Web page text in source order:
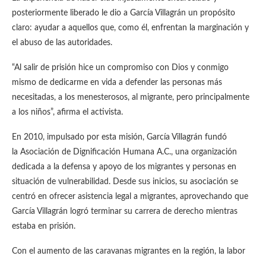
posteriormente liberado le dio a García Villagrán un propósito
claro: ayudar a aquellos que, como él, enfrentan la marginación y
el abuso de las autoridades.
“Al salir de prisión hice un compromiso con Dios y conmigo
mismo de dedicarme en vida a defender las personas más
necesitadas, a los menesterosos, al migrante, pero principalmente
a los niños”, afirma el activista.
En 2010, impulsado por esta misión, García Villagrán fundó
la Asociación de Dignificación Humana A.C., una organización
dedicada a la defensa y apoyo de los migrantes y personas en
situación de vulnerabilidad. Desde sus inicios, su asociación se
centró en ofrecer asistencia legal a migrantes, aprovechando que
García Villagrán logró terminar su carrera de derecho mientras
estaba en prisión.
Con el aumento de las caravanas migrantes en la región, la labor